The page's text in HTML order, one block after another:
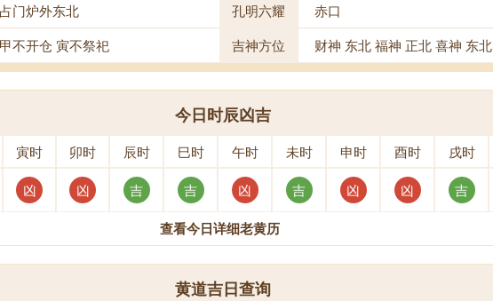
占门炉外东北 孔明六耀
赤口
甲不开仓 寅不祭祀 吉神方位 财神 东北 福神 正北 喜神 东北
今日时辰凶吉
寅时 卯时 辰时 巳时 午时 未时 申时 酉时 戌时
凶 凶 吉 吉 凶 吉 凶 凶 吉
查看今日详细老黄历
黄道吉日查询